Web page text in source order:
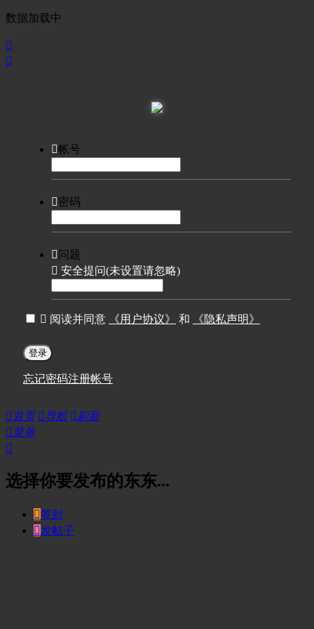
数据加载中


帐号
密码
问题
 安全提问(未设置请忽略)
 阅读并同意 《用户协议》 和 《隐私声明》
登录
忘记密码注册帐号
 首页 导航  刷新
菜单

选择你要发布的东东...
签到
发帖子